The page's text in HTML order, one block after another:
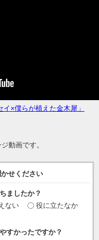
×僕らが植えた金木犀」
動画です。
せください
ましたか？
ない
役に立たなか
すかったですか？